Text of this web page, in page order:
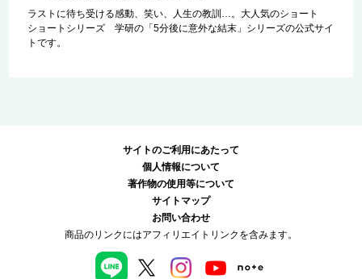
ラストに待ち受ける感動、笑い、人生の教訓…。大人気のショート
ショートシリーズ 学研の「5分後に意外な結末」シリーズの公式サイ
トです。
サイトのご利用にあたって
個人情報について
著作物の使用等について
サイトマップ
お問い合わせ
商品のリンクにはアフィリエイトリンクを含みます。